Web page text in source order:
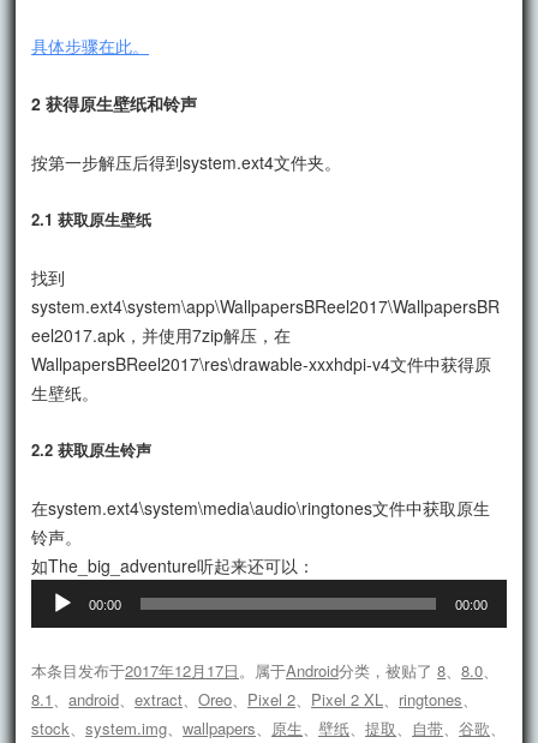
具体步骤在此。
2 获得原生壁纸和铃声
按第一步解压后得到system.ext4文件夹。
2.1 获取原生壁纸
找到
system.ext4\system\app\WallpapersBReel2017\WallpapersBR
eel2017.apk，并使用7zip解压，在
WallpapersBReel2017\res\drawable-xxxhdpi-v4文件中获得原
生壁纸。
2.2 获取原生铃声
在system.ext4\system\media\audio\ringtones文件中获取原生
铃声。
如The_big_adventure听起来还可以：
频
器
00:00 00:00
本条目发布于2017年12月17日 。属于Android分类，被贴了8 、8.0
8.1
、android 、extract 、Oreo Pixel 2 Pixel 2 XL ringtones
stock 、system.img 、wallpapers 原生 、壁纸 、提取 自带 、谷歌